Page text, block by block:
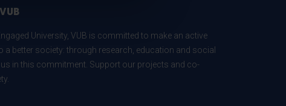
University, VUB is committed to make an active
a better society: through research, education and social
in this commitment. Support our projects and co-